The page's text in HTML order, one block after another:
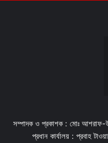
সম্পাদক ও প্রকাশক : মোঃ আশরাফ-
প্রধান কার্যালয় : প্রবাহ